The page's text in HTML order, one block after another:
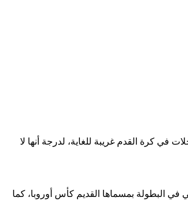
كرة القدم غريبة للغاية، لدرجة أنها لا
البطولة في عام 1956، توج النادي بخمسة ألقاب على التوالي في البطولة بمسماها القديم كأس أوروبا، كما